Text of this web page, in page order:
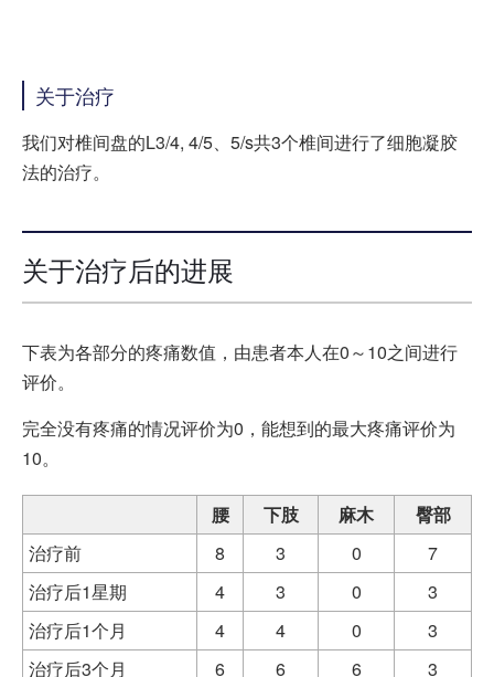
关于治疗
我们对椎间盘的L3/4, 4/5、5/s共3个椎间进行了细胞凝胶
法的治疗。
关于治疗后的进展
下表为各部分的疼痛数值，由患者本人在0～10之间进行
评价。
完全没有疼痛的情况评价为0，能想到的最大疼痛评价为
10。
腰 下肢 麻木
臀部
治疗前
8 3 0
7
治疗后1星期
4 3 0
3
治疗后1个月
4 4 0
3
治疗后3个月
6 6 6 3